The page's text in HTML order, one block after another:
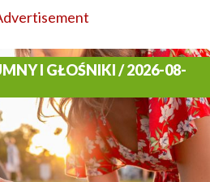
I GŁOŚNIKI / 2026-08-